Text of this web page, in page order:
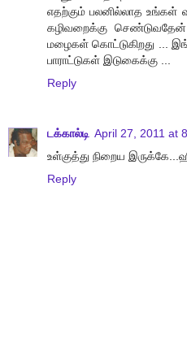
எதற்கும் பலனில்லாத
கழிவறைக்கு செண்டுவதேன்
மழைகள் கொட்டுகிறது ...
பாராட்டுகள் இடுகைக்கு ...
Reply
டக்கால்டி April 27, 2011 at
உள்குத்து நிறைய
Reply